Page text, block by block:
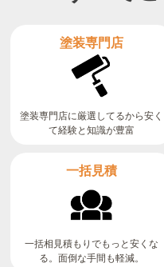
塗装専門店
塗装専門店に厳選してるから安く
て経験と知識が豊富
一括見積
一括相見積もりでもっと安くな
る。面倒な手間も軽減。